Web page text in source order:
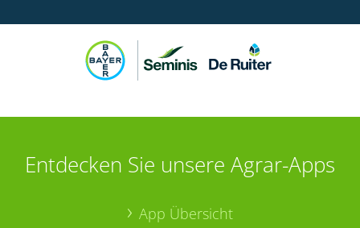
Entdecken Sie unsere Agrar-Apps
App Übersicht